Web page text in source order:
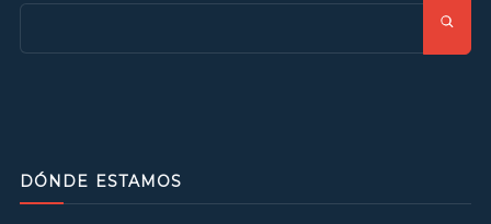
DÓNDE ESTAMOS